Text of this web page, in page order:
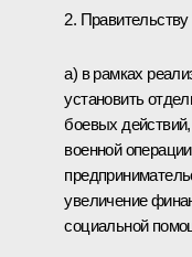
2.
а) в рамках
установить
боевых
военной
увеличение
социальной